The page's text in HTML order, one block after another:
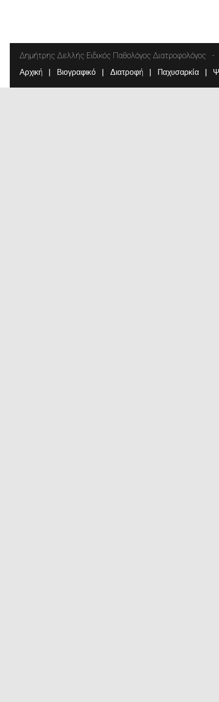
Δημήτρης Δελλής Ειδικός Παθολόγος Διατροφολόγος
Αρχική Βιογραφικό Διατροφή Παχυσαρκία